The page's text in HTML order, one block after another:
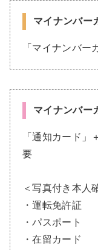
マイナンバー
「マイナンバー
マイナンバー
「通知カード
要
＜写真付き本人
・運転免許証
・パスポート
・在留カード